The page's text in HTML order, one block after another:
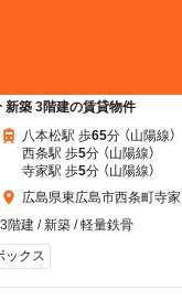
新築 3階建の賃貸物件
八本松駅 歩65分 （山陽線）
西条駅 歩5分 （山陽線）
寺家駅 歩5分 （山陽線）
広島県東広島市西条町寺家
3階建 / 新築 / 軽量鉄骨
ックス